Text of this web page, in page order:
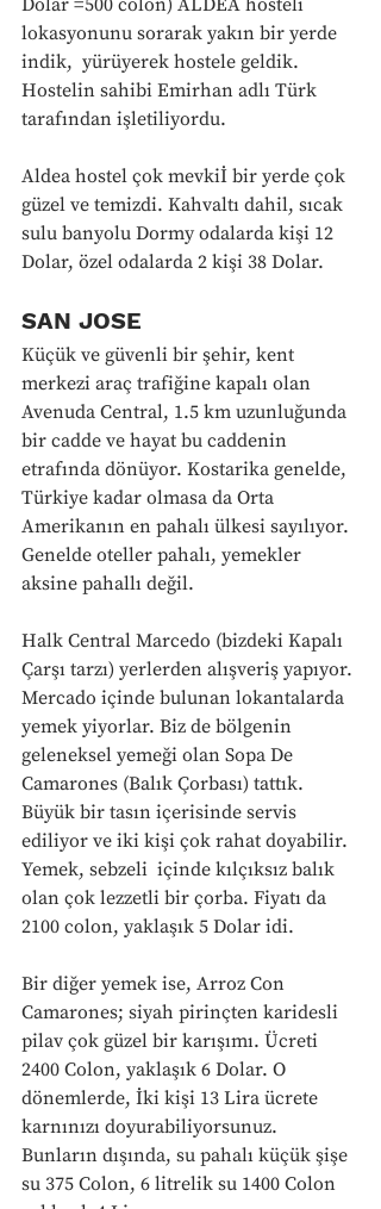
Dolar =500 colon) ALDEA hosteli
lokasyonunu sorarak yakın bir yerde
indik,  yürüyerek hostele geldik.
Hostelin sahibi Emirhan adlı Türk
tarafından işletiliyordu.
Aldea hostel çok mevkiİ bir yerde çok
güzel ve temizdi. Kahvaltı dahil, sıcak
sulu banyolu Dormy odalarda kişi 12
Dolar, özel odalarda 2 kişi 38 Dolar.
SAN JOSE
Küçük ve güvenli bir şehir, kent
merkezi araç trafiğine kapalı olan
Avenuda Central, 1.5 km uzunluğunda
bir cadde ve hayat bu caddenin
etrafında dönüyor. Kostarika genelde,
Türkiye kadar olmasa da Orta
Amerikanın en pahalı ülkesi sayılıyor.
Genelde oteller pahalı, yemekler
aksine pahallı değil.
Halk Central Marcedo (bizdeki Kapalı
Çarşı tarzı) yerlerden alışveriş yapıyor.
Mercado içinde bulunan lokantalarda
yemek yiyorlar. Biz de bölgenin
geleneksel yemeği olan Sopa De
Camarones (Balık Çorbası) tattık.
Büyük bir tasın içerisinde servis
ediliyor ve iki kişi çok rahat doyabilir.
Yemek, sebzeli  içinde kılçıksız balık
olan çok lezzetli bir çorba. Fiyatı da
2100 colon, yaklaşık 5 Dolar idi.
Bir diğer yemek ise, Arroz Con
Camarones; siyah pirinçten karidesli
pilav çok güzel bir karışımı. Ücreti
2400 Colon, yaklaşık 6 Dolar. O
dönemlerde, İki kişi 13 Lira ücrete
karnınızı doyurabiliyorsunuz.
Bunların dışında, su pahalı küçük şişe
su 375 Colon, 6 litrelik su 1400 Colon